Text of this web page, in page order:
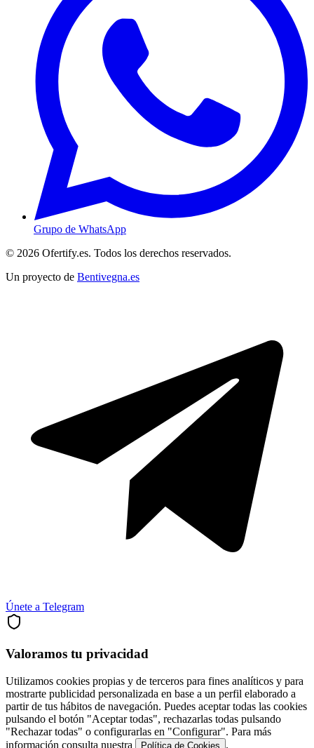
Grupo de WhatsApp
© 2026 Ofertify.es. Todos los derechos reservados.
Un proyecto de Bentivegna.es
Únete a Telegram
Valoramos tu privacidad
Utilizamos cookies propias y de terceros para fines analíticos y para
mostrarte publicidad personalizada en base a un perfil elaborado a
partir de tus hábitos de navegación. Puedes aceptar todas las cookies
pulsando el botón "Aceptar todas", rechazarlas todas pulsando
"Rechazar todas" o configurarlas en "Configurar". Para más
información consulta nuestra
Política de Cookies .